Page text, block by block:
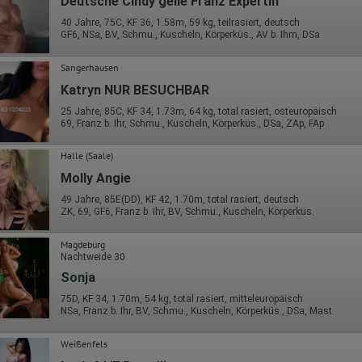
Google gegebenenfalls auch an Dritte übertragen, sofern dies gesetzlich
wird oder, soweit Dritte diese Daten im Auftrag von
verarbeiten. Die IP-Adresse der Nutzer wird von Google innerhalb
von Mitgliedstaaten der Europäischen Union oder in anderen
des Abkommens über den Europäischen
gekürzt, dies bedeutet, dass alle Daten anonym
werden. Nur in Ausnahmefällen wird die volle IP-Adresse an
Server von Google in den USA übertragen und dort gekürzt. Die von
Browser des Nutzers übermittelte IP-Adresse wird nicht mit anderen
Daten von Google zusammengeführt.
Informationen zum Besucherverhalten sind folgende:
Herkunft (Land und Stadt)
Sprache
Betriebssystem
Gerät (PC, Tablet-PC oder Smartphone)
Browser und alle verwendeten Add-ons
Auflösung des Computers
Besucherquelle (Facebook, Suchmaschine oder verweisende
Webseite)
Welche Dateien wurden heruntergeladen?
Welche Videos angeschaut?
Wurden Werbebanner angeklickt?
Wohin ging der Besucher? Klickte er auf weitere Seiten des Portals
Wie lange blieb der Besucher?
40 Jahre, 75C, KF 36, 1.58m, 59 kg, teilrasiert, deutsch
GF6, NSa, BV, Schmu., Kuscheln, Körperküs., AV b. Ihm, DSa
Sangerhausen
Katryn NUR BESUCHBAR
25 Jahre, 85C, KF 34, 1.73m, 64 kg, total rasiert, osteuropäisch
69, Franz b. Ihr, Schmu., Kuscheln, Körperküs., DSa, ZAp, FAp
Halle (Saale)
Molly Angie
49 Jahre, 85E(DD), KF 42, 1.70m, total rasiert, deutsch
ZK, 69, GF6, Franz b. Ihr, BV, Schmu., Kuscheln, Körperküs.
Magdeburg
Nachtweide 30
Sonja
75D, KF 34, 1.70m, 54 kg, total rasiert, mitteleuropäisch
NSa, Franz b. Ihr, BV, Schmu., Kuscheln, Körperküs., DSa, Mast.
Weißenfels